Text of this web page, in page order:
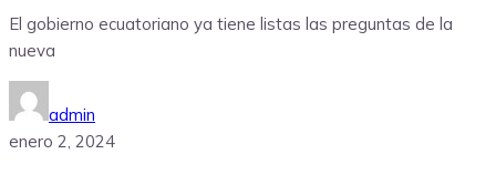
El gobierno ecuatoriano ya tiene listas las preguntas de la
nueva
admin
enero 2, 2024